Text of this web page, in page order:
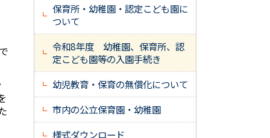
保育所・幼稚園・認定こども園に
ついて
令和8年度 幼稚園、保育所、認
定こども園等の入園手続き
幼児教育・保育の無償化について
市内の公立保育園・幼稚園
様式ダウンロード